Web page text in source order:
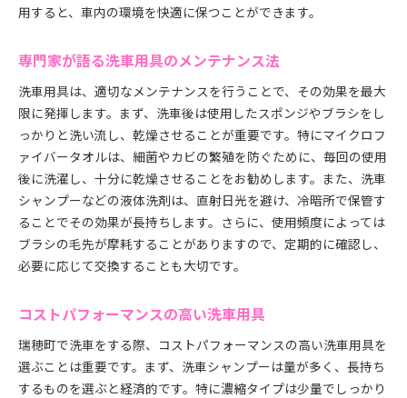
用すると、車内の環境を快適に保つことができます。
専門家が語る洗車用具のメンテナンス法
洗車用具は、適切なメンテナンスを行うことで、その効果を最大
限に発揮します。まず、洗車後は使用したスポンジやブラシをし
っかりと洗い流し、乾燥させることが重要です。特にマイクロフ
ァイバータオルは、細菌やカビの繁殖を防ぐために、毎回の使用
後に洗濯し、十分に乾燥させることをお勧めします。また、洗車
シャンプーなどの液体洗剤は、直射日光を避け、冷暗所で保管す
ることでその効果が長持ちします。さらに、使用頻度によっては
ブラシの毛先が摩耗することがありますので、定期的に確認し、
必要に応じて交換することも大切です。
コストパフォーマンスの高い洗車用具
瑞穂町で洗車をする際、コストパフォーマンスの高い洗車用具を
選ぶことは重要です。まず、洗車シャンプーは量が多く、長持ち
するものを選ぶと経済的です。特に濃縮タイプは少量でしっかり